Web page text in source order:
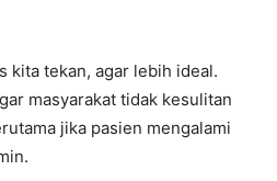
kita tekan, agar lebih ideal.
masyarakat tidak kesulitan
jika pasien mengalami